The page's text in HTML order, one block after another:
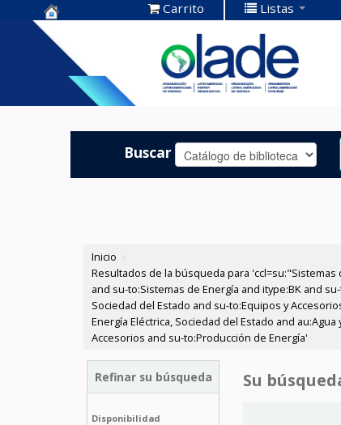
Centro de
Documentación
OLADE -
Carrito Listas
Buscar
Inicio ›
Resultados de la búsqueda para 'ccl=su:"Sistemas
and su-to:Sistemas de Energía and itype:BK and
Sociedad del Estado and su-to:Equipos y
Energía Eléctrica, Sociedad del Estado and
Accesorios and su-to:Producción de Energía'
Refinar su búsqueda
Disponibilidad
Su